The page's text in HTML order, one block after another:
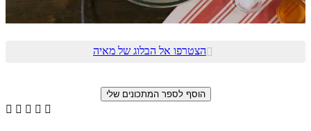
הצטרפו אל הבלוג של מאיה
    